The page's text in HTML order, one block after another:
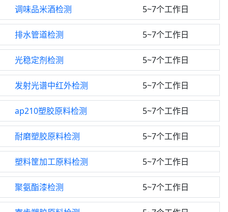
调味品米酒检测 5~7个工作日
排水管道检测 5~7个工作日
光稳定剂检测 5~7个工作日
发射光谱中红外检测 5~7个工作日
ap210塑胶原料检测 5~7个工作日
耐磨塑胶原料检测 5~7个工作日
塑料筐加工原料检测 5~7个工作日
聚氨酯漆检测 5~7个工作日